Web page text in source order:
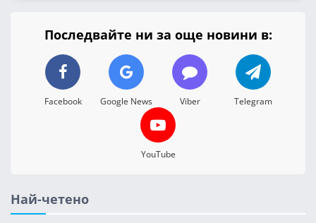
Последвайте ни за още новини в:
Facebook Google News Viber Telegram
YouTube
Най-четено